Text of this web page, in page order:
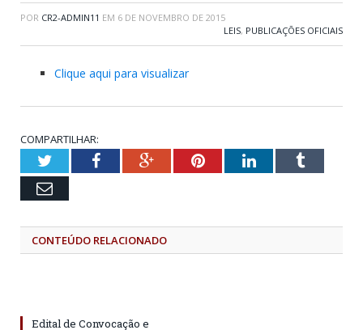
POR CR2-ADMIN11 EM 6 DE NOVEMBRO DE 2015
LEIS, PUBLICAÇÕES OFICIAIS
Clique aqui para visualizar
COMPARTILHAR:
TwitterFacebookGoogle+PinterestLinkedInTumblr
Email
CONTEÚDO RELACIONADO
Edital de Convocação e